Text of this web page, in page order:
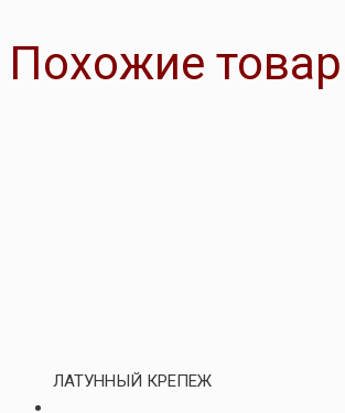
Похожие
ЛАТУННЫЙ КРЕПЕЖ